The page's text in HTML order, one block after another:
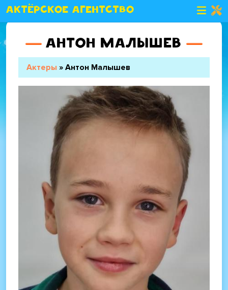
Актёрское агентство
Антон Малышев
Строка навигации
Актеры Антон Малышев